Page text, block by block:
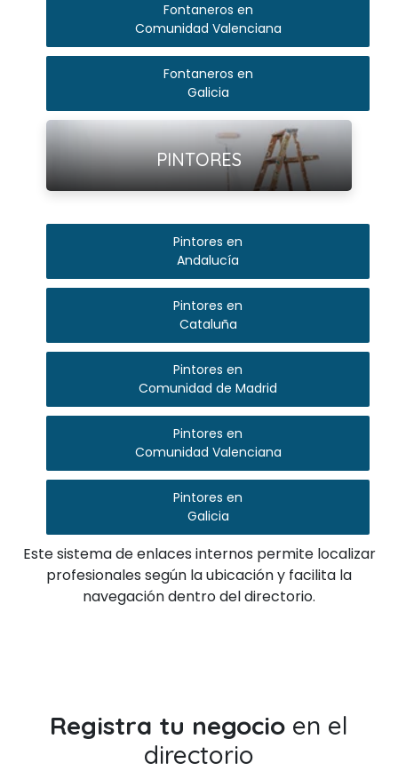
Fontaneros en
Comunidad Valenciana
Fontaneros en
Galicia
PINTORES
Ver más
Pintores en
Andalucía
Pintores en
Cataluña
Pintores en
Comunidad de Madrid
Pintores en
Comunidad Valenciana
Pintores en
Galicia
Este sistema de enlaces internos permite localizar
profesionales según la ubicación y facilita la
navegación dentro del directorio.
Registra tu negocio en el
directorio